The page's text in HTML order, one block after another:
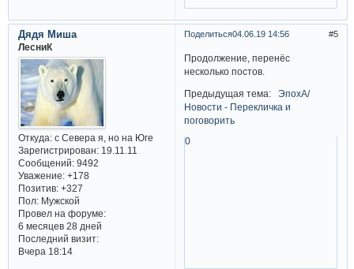
Поделиться 5
04.06.19 14:56
Дядя Миша
ЛесниК
Откуда:с Севера я, но на Юге
Зарегистрирован: 19.11.11
Сообщений:9492
Уважение: +178
Позитив: +327
Пол:Мужской
Провел на форуме:
6 месяцев 28 дней
Последний визит:
Вчера 18:14
Продолжение, перенёс
несколько постов.
Предыдущая тема:ЭпохА/
Новости - Перекличка и
поговорить
0